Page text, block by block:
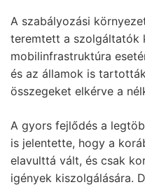
A szabályozási
teremtett a szolgáltatók
mobilinfrastruktúra
és az államok is
összegeket elkérve a
A gyors fejlődés a
is jelentette, hogy a
elavulttá vált, és csak
igények kiszolgálására.